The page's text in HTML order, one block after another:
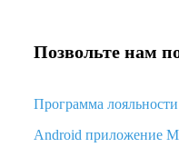
Позвольте нам
Программа
Android приложение